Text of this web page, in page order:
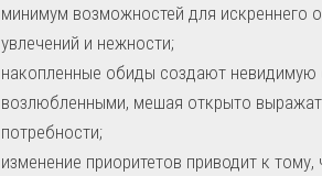
минимум возможностей для искреннего
увлечений и нежности;
накопленные обиды создают невидимую
возлюбленными, мешая открыто
потребности;
изменение приоритетов приводит к